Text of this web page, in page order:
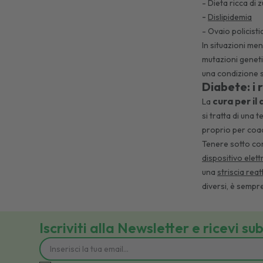
- Dieta ricca di
- Dislipidemia
- Ovaio
In situazioni
mutazioni
una condizione
Diabete: i
La cura per il
si tratta di una
proprio per
Tenere sotto
dispositivo
una striscia
diversi, è
Iscriviti alla Newsletter e ricevi